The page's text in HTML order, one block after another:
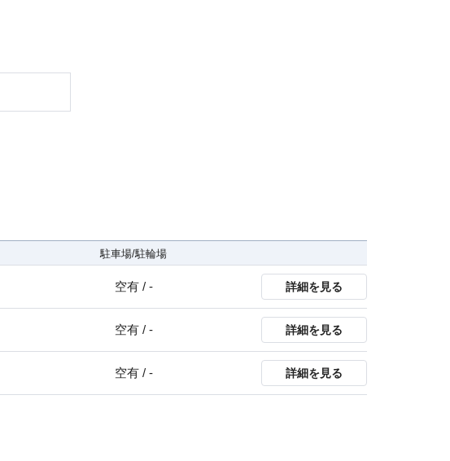
駐車場/駐輪場
空有 / - 詳細を見る
空有 / - 詳細を見る
空有 / - 詳細を見る